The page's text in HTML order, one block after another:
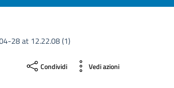
28 at 12.22.08 (1)
Condividi Vedi azioni